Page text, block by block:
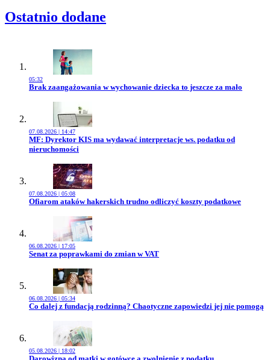
Ostatnio dodane
05:32
Przejdź do artykułu:
Brak zaangażowania w wychowanie dziecka to jeszcze za mało
07.08.2026 | 14:47
Przejdź do artykułu:
MF: Dyrektor KIS ma wydawać interpretacje ws. podatku od
nieruchomości
07.08.2026 | 05:08
Przejdź do artykułu:
Ofiarom ataków hakerskich trudno odliczyć koszty podatkowe
06.08.2026 | 17:05
Przejdź do artykułu:
Senat za poprawkami do zmian w VAT
06.08.2026 | 05:34
Przejdź do artykułu:
Co dalej z fundacją rodzinną? Chaotyczne zapowiedzi jej nie pomogą
05.08.2026 | 18:02
Przejdź do artykułu: